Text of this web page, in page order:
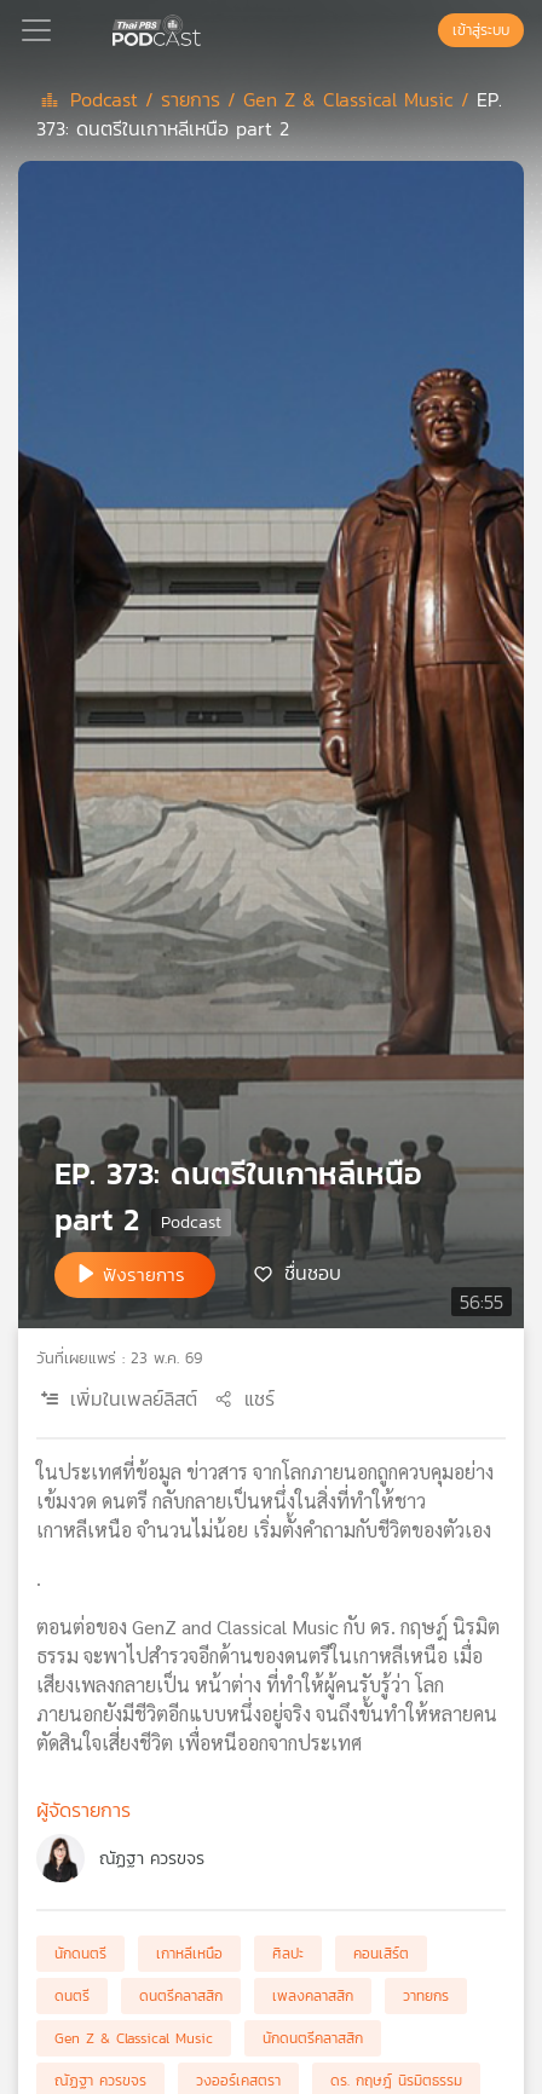
Podcast
ลิ
สต์
ของ
เพลง
บทความ
ข่าว
และ
กิจกรรม
เกี่ยว
กับ
เรา
เครือ
ข่าย
วิทยุ
เอส
แผนที่
วิทยุ
เข้าสู่ระบบ
Podcast / รายการ /Gen Z & Classical Music / EP.
373: ดนตรีในเกาหลีเหนือ part 2
56:55
EP. 373: ดนตรีในเกาหลีเหนือ
part 2
ฟังรายการ ชื่นชอบ
วันที่เผยแพร่ : 23 พ.ค. 69
เพิ่มในเพลย์ลิสต์ แชร์
ในประเทศที่ข้อมูล ข่าวสาร จากโลกภายนอกถูกควบคุมอย่าง
เข้มงวด ดนตรี กลับกลายเป็นหนึ่งในสิ่งที่ทำให้ชาว
เกาหลีเหนือ จำนวนไม่น้อย เริ่มตั้งคำถามกับชีวิตของตัวเอง
.
ตอนต่อของ GenZ and Classical Music กับ ดร. กฤษฎ์ นิรมิต
ธรรม จะพาไปสำรวจอีกด้านของดนตรีในเกาหลีเหนือ เมื่อ
เสียงเพลงกลายเป็น หน้าต่าง ที่ทำให้ผู้คนรับรู้ว่า โลก
ภายนอกยังมีชีวิตอีกแบบหนึ่งอยู่จริง จนถึงขั้นทำให้หลายคน
ตัดสินใจเสี่ยงชีวิต เพื่อหนีออกจากประเทศ
ผู้จัดรายการ
ณัฏฐา ควรขจร
นักดนตรี เกาหลีเหนือ ศิลปะ
คอนเสิร์ต
ดนตรี
ดนตรีคลาสสิก เพลงคลาสสิก
วาทยกร
Gen Z & Classical Music
นักดนตรีคลาสสิก
ณัฏฐา ควรขจร
วงออร์เคสตรา
ดร. กฤษฎ์ นิรมิตธรรม